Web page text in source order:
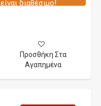
είναι διαθέσιμο!
Προσθήκη Στα
Αγαπημένα